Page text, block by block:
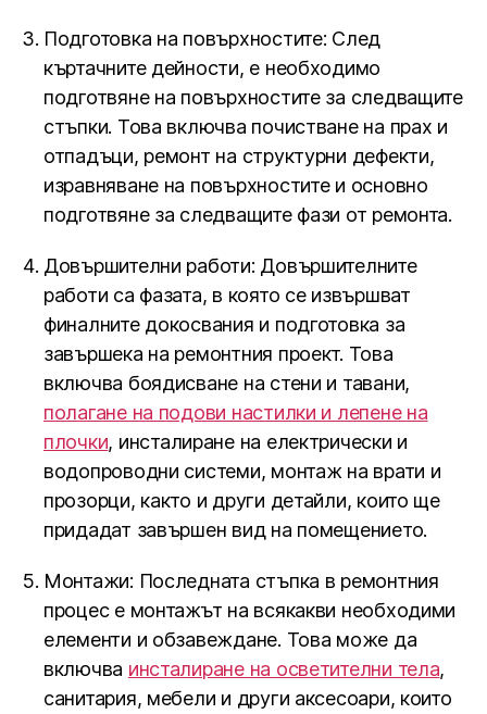
Подготовка на повърхностите: След
къртачните дейности, е необходимо
подготвяне на повърхностите за следващите
стъпки. Това включва почистване на прах и
отпадъци, ремонт на структурни дефекти,
изравняване на повърхностите и основно
подготвяне за следващите фази от ремонта.
Довършителни работи: Довършителните
работи са фазата, в която се извършват
финалните докосвания и подготовка за
завършека на ремонтния проект. Това
включва боядисване на стени и тавани,
полагане на подови настилки и лепене на
плочки, инсталиране на електрически и
водопроводни системи, монтаж на врати и
прозорци, както и други детайли, които ще
придадат завършен вид на помещението.
Монтажи: Последната стъпка в ремонтния
процес е монтажът на всякакви необходими
елементи и обзавеждане. Това може да
включва инсталиране на осветителни тела,
санитария, мебели и други аксесоари, които